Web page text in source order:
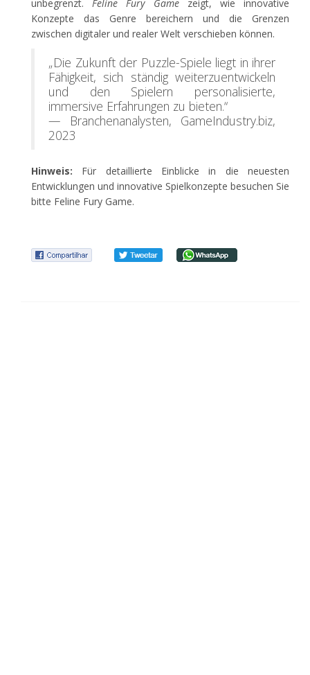
unbegrenzt.Feline Fury Gamezeigt, wie innovative
Konzepte das Genre bereichern und die Grenzen
zwischen digitaler und realer Welt verschieben können.
„Die Zukunft der Puzzle-Spiele liegt in ihrer
Fähigkeit, sich ständig weiterzuentwickeln
und den Spielern personalisierte,
immersive Erfahrungen zu bieten.“
— Branchenanalysten, GameIndustry.biz,
2023
Hinweis: Für detaillierte Einblicke in die neuesten
Entwicklungen und innovative Spielkonzepte besuchen Sie
bitte Feline Fury Game.